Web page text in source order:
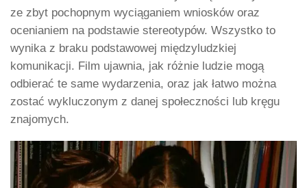
ze zbyt pochopnym wyciąganiem wniosków oraz
ocenianiem na podstawie stereotypów. Wszystko to
wynika z braku podstawowej międzyludzkiej
komunikacji. Film ujawnia, jak różnie ludzie mogą
odbierać te same wydarzenia, oraz jak łatwo można
zostać wykluczonym z danej społeczności lub kręgu
znajomych.